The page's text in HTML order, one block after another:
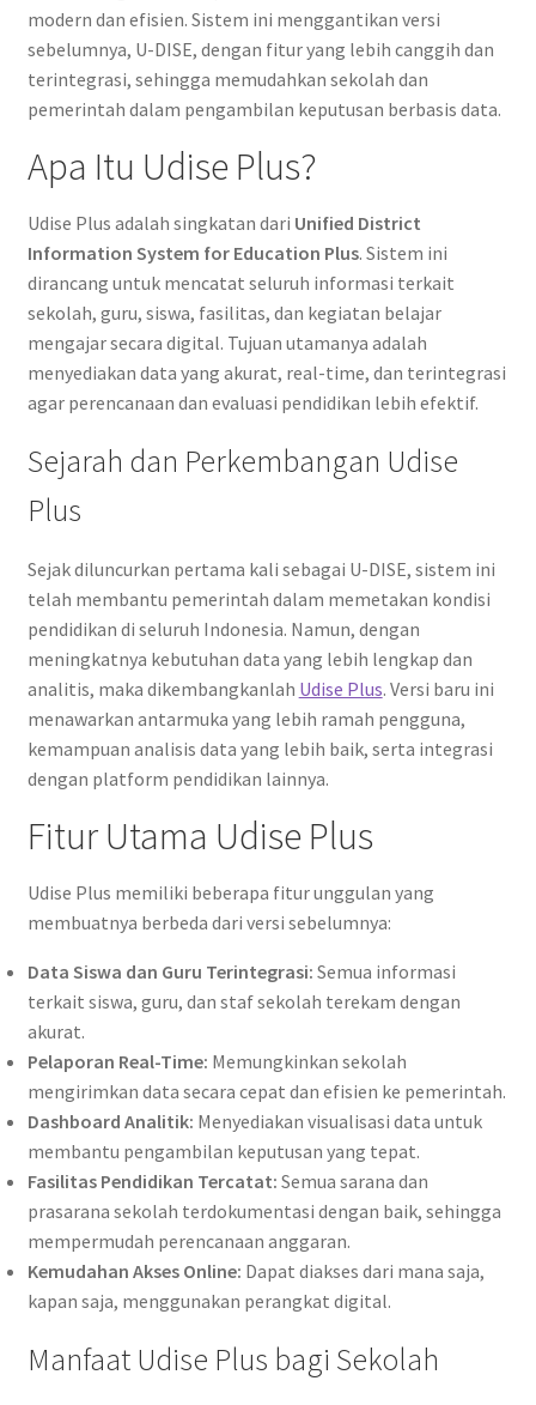
modern dan efisien. Sistem ini menggantikan versi
sebelumnya, U-DISE, dengan fitur yang lebih canggih dan
terintegrasi, sehingga memudahkan sekolah dan
pemerintah dalam pengambilan keputusan berbasis data.
Apa Itu Udise Plus?
Udise Plus adalah singkatan dari Unified District
Information System for Education Plus. Sistem ini
dirancang untuk mencatat seluruh informasi terkait
sekolah, guru, siswa, fasilitas, dan kegiatan belajar
mengajar secara digital. Tujuan utamanya adalah
menyediakan data yang akurat, real-time, dan terintegrasi
agar perencanaan dan evaluasi pendidikan lebih efektif.
Sejarah dan Perkembangan Udise
Plus
Sejak diluncurkan pertama kali sebagai U-DISE, sistem ini
telah membantu pemerintah dalam memetakan kondisi
pendidikan di seluruh Indonesia. Namun, dengan
meningkatnya kebutuhan data yang lebih lengkap dan
analitis, maka dikembangkanlah Udise Plus. Versi baru ini
menawarkan antarmuka yang lebih ramah pengguna,
kemampuan analisis data yang lebih baik, serta integrasi
dengan platform pendidikan lainnya.
Fitur Utama Udise Plus
Udise Plus memiliki beberapa fitur unggulan yang
membuatnya berbeda dari versi sebelumnya:
Data Siswa dan Guru Terintegrasi: Semua informasi
terkait siswa, guru, dan staf sekolah terekam dengan
akurat.
Pelaporan Real-Time: Memungkinkan sekolah
mengirimkan data secara cepat dan efisien ke pemerintah.
Dashboard Analitik: Menyediakan visualisasi data untuk
membantu pengambilan keputusan yang tepat.
Fasilitas Pendidikan Tercatat: Semua sarana dan
prasarana sekolah terdokumentasi dengan baik, sehingga
mempermudah perencanaan anggaran.
Kemudahan Akses Online: Dapat diakses dari mana saja,
kapan saja, menggunakan perangkat digital.
Manfaat Udise Plus bagi Sekolah